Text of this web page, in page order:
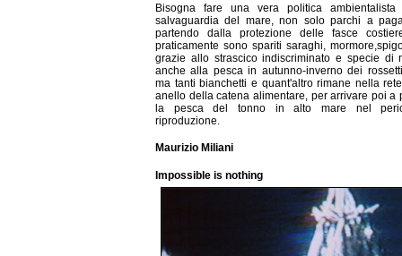
Bisogna fare una vera politica
salvaguardia del mare, non solo parchi a
partendo dalla protezione delle fasce
praticamente sono spariti saraghi,
grazie allo strascico indiscriminato e specie di
anche alla pesca in autunno-inverno dei
ma tanti bianchetti e quant'altro rimane nella
anello della catena alimentare, per arrivare poi a
la pesca del tonno in alto mare nel
riproduzione.
Maurizio Miliani
Impossible is nothing